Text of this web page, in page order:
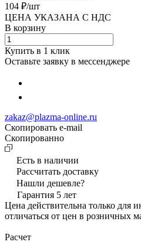
104 ₽/шт
ЦЕНА УКАЗАНА С НДС
В корзину
Купить в 1 клик
Оставьте заявку в мессенджере
zakaz@plazma-online.ru
Скопировать e-mail
Cкопированно
Есть в наличии
Рассчитать доставку
Нашли дешевле?
Гарантия 5 лет
Цена действительна только для
отличаться от цен в розничных
Расчет